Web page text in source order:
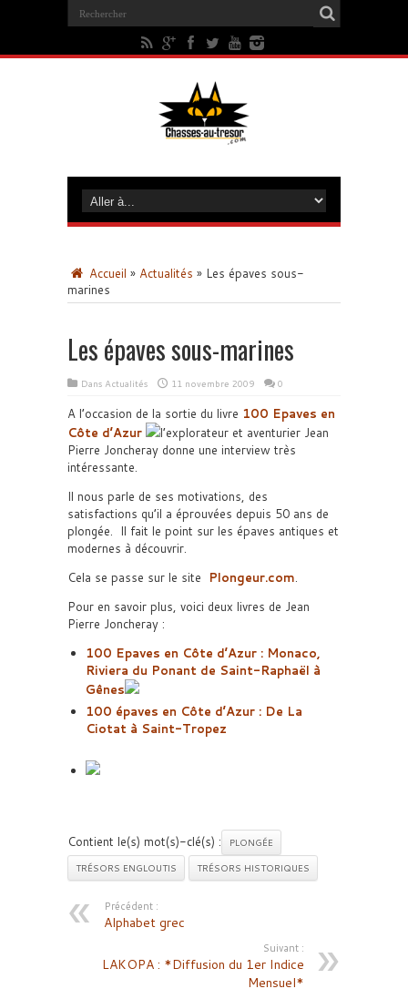
Accueil » Actualités » Les épaves sous-
marines
Les épaves sous-marines
Dans Actualités 11 novembre 2009 0
A l’occasion de la sortie du livre 100 Epaves en
Côte d’Azur
l’explorateur et aventurier Jean
Pierre Joncheray donne une interview très
intéressante.
Il nous parle de ses motivations, des
satisfactions qu’il a éprouvées depuis 50 ans de
plongée. Il fait le point sur les épaves antiques et
modernes à découvrir.
Cela se passe sur le site
Plongeur.com.
Pour en savoir plus, voici deux livres de Jean
Pierre Joncheray :
100 Epaves en Côte d’Azur : Monaco,
Riviera du Ponant de Saint-Raphaël à
Gênes
100 épaves en Côte d’Azur : De La
Ciotat à Saint-Tropez
Contient le(s) mot(s)-clé(s) :
PLONGÉE
TRÉSORS ENGLOUTIS
TRÉSORS HISTORIQUES
Précédent :
Alphabet grec
Suivant :
LAKOPA : *Diffusion du 1er Indice
Mensuel*